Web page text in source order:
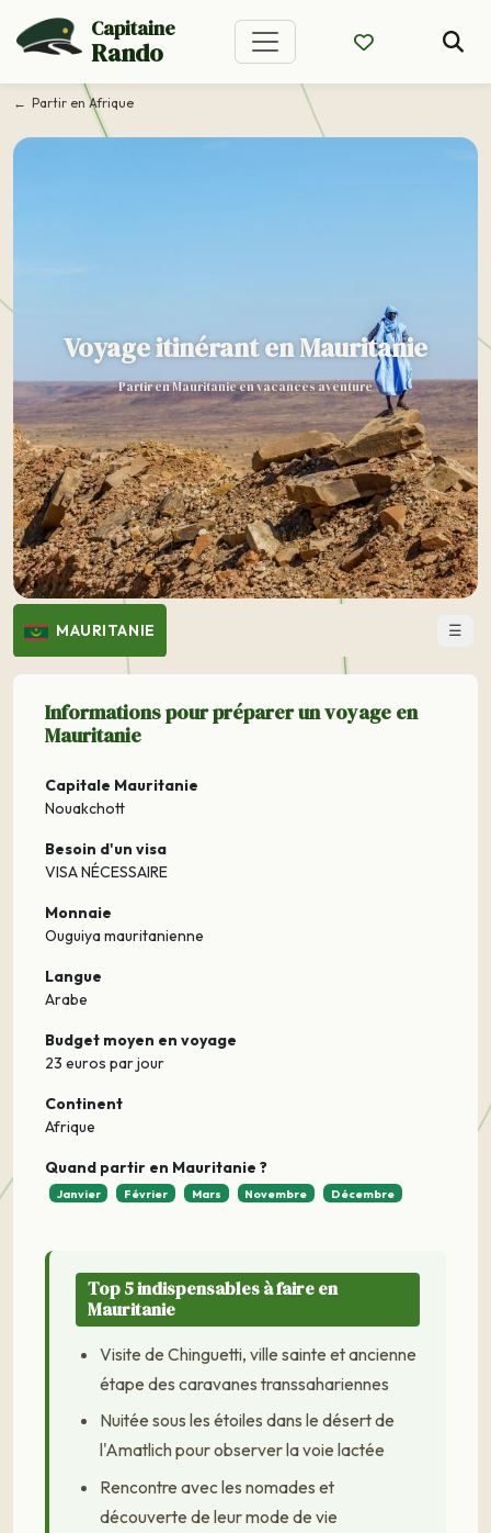
Capitaine
Rando
Partir en Afrique
Voyage itinérant en Mauritanie
Partir en Mauritanie en vacances aventure
MAURITANIE ☰
Informations pour préparer un voyage en
Mauritanie
Capitale Mauritanie
Nouakchott
Besoin d'un visa
VISA NÉCESSAIRE
Monnaie
Ouguiya mauritanienne
Langue
Arabe
Budget moyen en voyage
23 euros par jour
Continent
Afrique
Quand partir en Mauritanie ?
Janvier Février Mars Novembre Décembre
Top 5 indispensables à faire en
Mauritanie
Visite de Chinguetti, ville sainte et ancienne
étape des caravanes transsahariennes
Nuitée sous les étoiles dans le désert de
l'Amatlich pour observer la voie lactée
Rencontre avec les nomades et
découverte de leur mode de vie